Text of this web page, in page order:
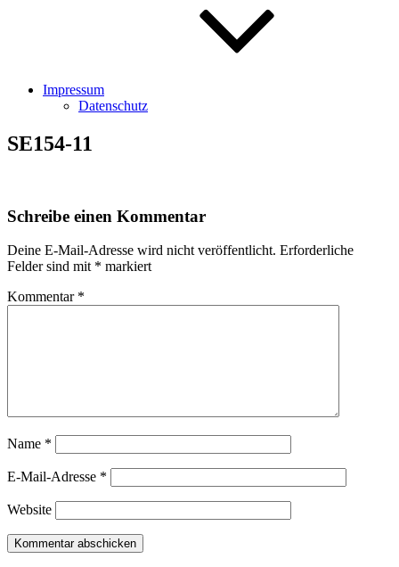
Impressum
Datenschutz
SE154-11
Schreibe einen Kommentar
Deine E-Mail-Adresse wird nicht veröffentlicht. Erforderliche
Felder sind mit * markiert
Kommentar *
Name *
E-Mail-Adresse *
Website